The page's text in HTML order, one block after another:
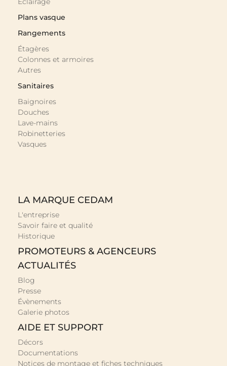
Plans vasque
Rangements
Étagères
Colonnes et armoires
Autres
Sanitaires
Baignoires
Douches
Lave-mains
Robinetteries
Vasques
LA MARQUE CEDAM
L'entreprise
Savoir faire et qualité
Historique
PROMOTEURS & AGENCEURS
ACTUALITÉS
Blog
Presse
Évènements
Galerie photos
AIDE ET SUPPORT
Décors
Documentations
Notices de montage et fiches techniques